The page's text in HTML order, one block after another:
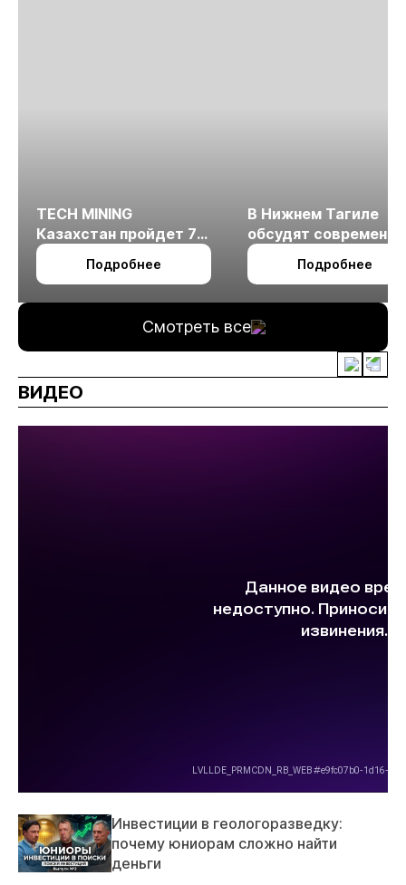
TECH MINING
Казахстан пройдет 7
октября в Алматы
Подробнее
В Нижнем Тагиле
обсудят
технологии
измельчения
Подробнее
Смотреть все
ВИДЕО
Инвестиции в геологоразведку:
почему юниорам сложно найти
деньги